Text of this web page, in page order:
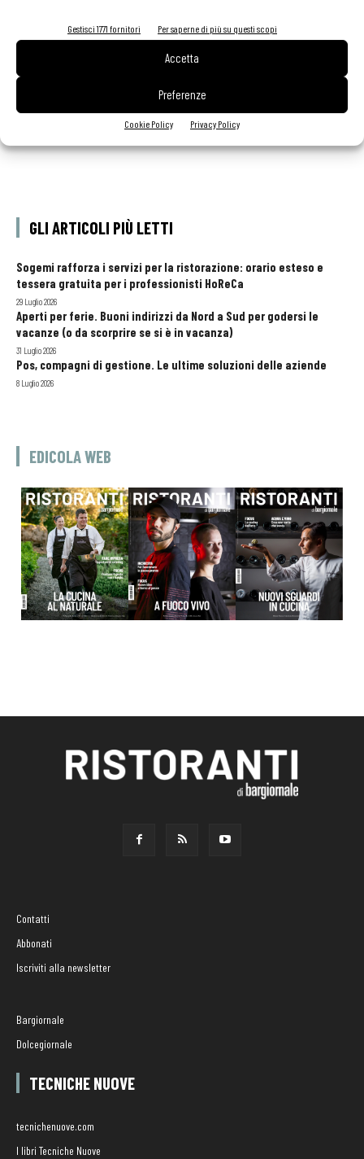
Gestisci 1771 fornitori Per saperne di più su questi scopi
Accetta
Preferenze
Cookie Policy Privacy Policy
MOWI amplia la gamma Food Service con nuovi
panati surgelati a base di salmone MOWI
PROFESSIONAL
GLI ARTICOLI PIÙ LETTI
Sogemi rafforza i servizi per la ristorazione: orario esteso e
tessera gratuita per i professionisti HoReCa
29 Luglio 2026
Aperti per ferie. Buoni indirizzi da Nord a Sud per godersi le
vacanze (o da scorprire se si è in vacanza)
31 Luglio 2026
Pos, compagni di gestione. Le ultime soluzioni delle aziende
8 Luglio 2026
EDICOLA WEB
Contatti
Abbonati
Iscriviti alla newsletter
Bargiornale
Dolcegiornale
TECNICHE NUOVE
tecnichenuove.com
I libri Tecniche Nuove